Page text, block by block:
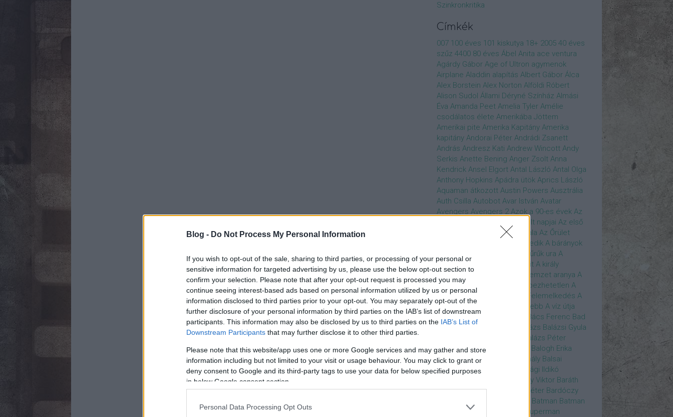
Blog - Do Not Process My Personal Information
If you wish to opt-out of the sale, sharing to third parties, or processing of your personal or
sensitive information for targeted advertising by us, please use the below opt-out section to
confirm your selection. Please note that after your opt-out request is processed you may
continue seeing interest-based ads based on personal information utilized by us or personal
information disclosed to third parties prior to your opt-out. You may separately opt-out of the
further disclosure of your personal information by third parties on the IAB’s list of downstream
participants. This information may also be disclosed by us to third parties on the IAB’s List of
Downstream Participants that may further disclose it to other third parties.
Please note that this website/app uses one or more Google services and may gather and store
information including but not limited to your visit or usage behaviour. You may click to grant or
deny consent to Google and its third-party tags to use your data for below specified purposes
in below Google consent section.
Personal Data Processing Opt Outs
Szinkronkritika
Címkék
007 100 éves 101 kiskutya 18+ 2005 40 éves
szűz 4400 80 éves Ábel Anita ace ventura
Agárdy Gábor Age of Ultron agymenok
Airplane Aladdin alapítás Albert Gábor Álca
Alex Borstein Alex Norton Alföldi Róbert
Alison Sudol Állami Déryné Színház Almási
Éva Amanda Peet Amelia Tyler Amélie
csodálatos élete Amerikába Jöttem
Amerikai pite Amerika Kapitány Amerika
kapitány Andorai Péter Andrádi Zsanett
András Andresz Kati Andrew Wincott Andy
Serkis Anette Bening Anger Zsolt Anna
Kendrick Ansel Elgort Antal László Antal Olga
Anthony Hopkins Apádra ütök Aprics László
Aquaman átkozott Austin Powers Ausztrália
Auth Csilla Autobot Avar István Avatar
Avengers Avengers 2 Azok a 90-es évek Az
Az eljövendő múlt napjai Az első
Az igazság hajnala Az Őrület
Az Utolsó Jedik A bárányok
A gyűrűk ura A
Hangya és a Darázs
A hobbit A király
beszéde A kis hableány A nemzet aranya A
Notre Dame i toronyőr
A sebezhetetlen A
sötét lovag A sötét lovag - Felemelkedés A
szomszéd nője mindig zöldebb A víz útja
Baby Driver Bácskai János Bács Ferenc Bad
Boys Bajos csajok Balázs Balázsi Gyula
Balázs Péter
Baldurs Gate 3
Balogh Erika
Balogh Mix Stúdió
Balog Mihály Balsai
Mónika Bánfalvi Eszter
Bánsági Ildikó
Baradlay Viktor Baráth
István Barát Attia Barbinek Péter Bardóczy
Batman Batman
Superman ellen
Batman v Superman